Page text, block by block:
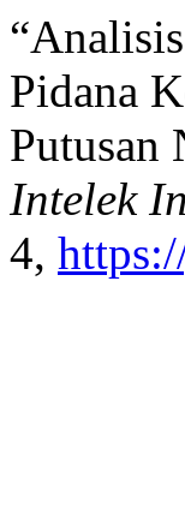
Pidana
Putusan
Intelek
4,